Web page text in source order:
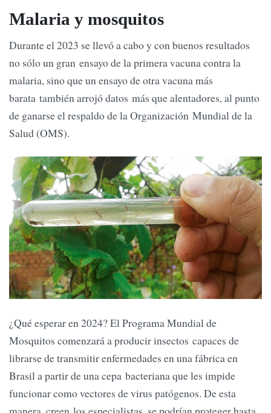
Malaria y mosquitos
Durante el 2023 se llevó a cabo y con buenos resultados
no sólo un gran ensayo de la primera vacuna contra la
malaria, sino que un ensayo de otra vacuna más
barata también arrojó datos más que alentadores, al punto
de ganarse el respaldo de la Organización Mundial de la
Salud (OMS).
¿Qué esperar en 2024? El Programa Mundial de
Mosquitos comenzará a producir insectos capaces de
librarse de transmitir enfermedades en una fábrica en
Brasil a partir de una cepa bacteriana que les impide
funcionar como vectores de virus patógenos. De esta